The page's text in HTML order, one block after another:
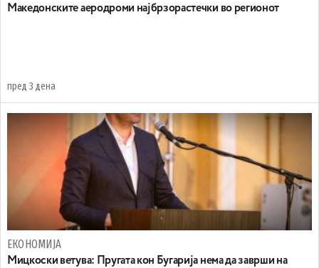
Maкедонските аеродроми најбрзорастечки во регионот
пред 3 дена
ЕКОНОМИЈА
Mицкоски ветува: Пругата кон Бугарија нема да заврши на